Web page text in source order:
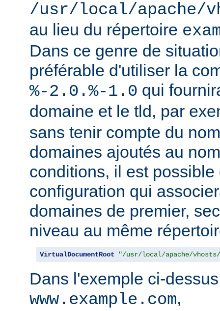
/usr/local/apache/
au lieu du répertoire
Dans ce genre de
préférable d'utiliser la
%-2.0.%-1.0 qui
domaine et le tld, par
sans tenir compte du
domaines ajoutés au
conditions, il est
configuration qui
domaines de premier,
niveau au même
VirtualDocumentRoot "/usr/local/apache/vhosts/
Dans l'exemple ci-
www.example.com,